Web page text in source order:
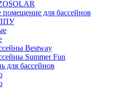
помещение для бассейнов
Bestway
Summer Fun
для бассейнов